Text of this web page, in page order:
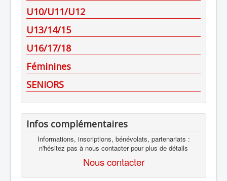
U10/U11/U12
U13/14/15
U16/17/18
Féminines
SENIORS
Infos complémentaires
Informations, inscriptions, bénévolats, partenariats :
n'hésitez pas à nous contacter pour plus de détails
Nous contacter